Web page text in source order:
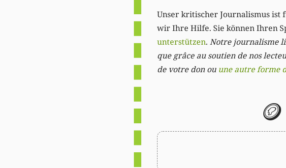
Unser kritischer Journalismus ist
wir Ihre Hilfe. Sie können Ihren
unterstützen. Notre journalisme
que grâce au soutien de nos
de votre don ou une autre forme
🪙